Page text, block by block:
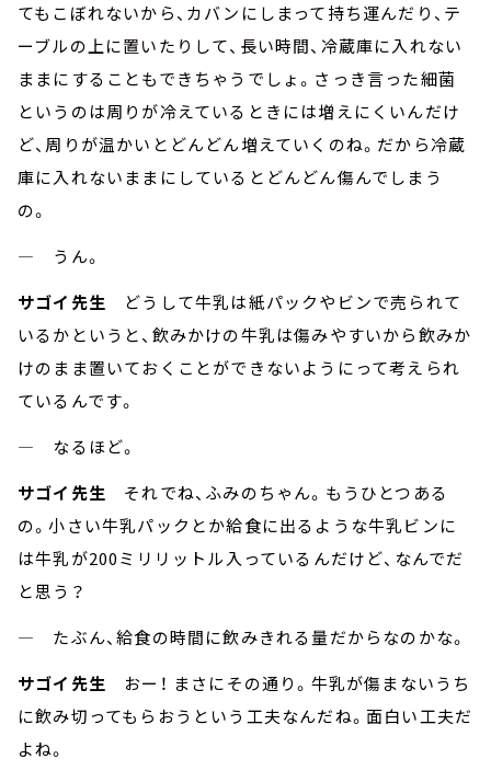
てもこぼれないから、カバンにしまって持ち運んだり、テ
ーブルの上に置いたりして、長い時間、冷蔵庫に入れない
ままにすることもできちゃうでしょ。さっき言った細菌
というのは周りが冷えているときには増えにくいんだけ
ど、周りが温かいとどんどん増えていくのね。だから冷蔵
庫に入れないままにしているとどんどん傷んでしまう
の。
― うん。
サゴイ先生 どうして牛乳は紙パックやビンで売られて
いるかというと、飲みかけの牛乳は傷みやすいから飲みか
けのまま置いておくことができないようにって考えられ
ているんです。
― なるほど。
サゴイ先生 それでね、ふみのちゃん。もうひとつある
の。小さい牛乳パックとか給食に出るような牛乳ビンに
は牛乳が200ミリリットル入っているんだけど、なんでだ
と思う？
― たぶん、給食の時間に飲みきれる量だからなのかな。
サゴイ先生 おー！ まさにその通り。牛乳が傷まないうち
に飲み切ってもらおうという工夫なんだね。面白い工夫だ
よね。